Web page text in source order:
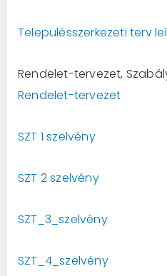
Településszerkezeti terv
Rendelet-tervezet,
Rendelet-tervezet
SZT 1 szelvény
SZT 2 szelvény
SZT_3_szelvény
SZT_4_szelvény